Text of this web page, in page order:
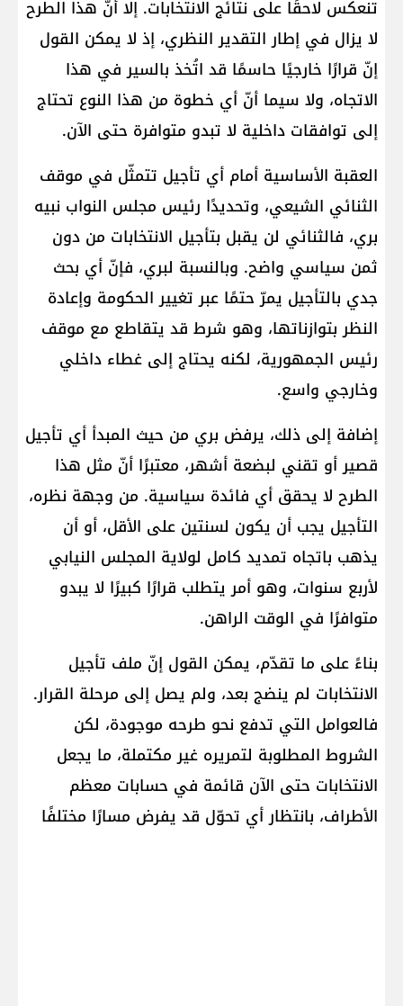
تنعكس لاحقًا على نتائج الانتخابات. إلا أنّ هذا الطرح
لا يزال في إطار التقدير النظري، إذ لا يمكن القول
إنّ قرارًا خارجيًا حاسمًا قد اتُخذ بالسير في هذا
الاتجاه، ولا سيما أنّ أي خطوة من هذا النوع تحتاج
إلى توافقات داخلية لا تبدو متوافرة حتى الآن.
العقبة الأساسية أمام أي تأجيل تتمثّل في موقف
الثنائي الشيعي، وتحديدًا رئيس مجلس النواب نبيه
بري، فالثنائي لن يقبل بتأجيل الانتخابات من دون
ثمن سياسي واضح. وبالنسبة لبري، فإنّ أي بحث
جدي بالتأجيل يمرّ حتمًا عبر تغيير الحكومة وإعادة
النظر بتوازناتها، وهو شرط قد يتقاطع مع موقف
رئيس الجمهورية، لكنه يحتاج إلى غطاء داخلي
وخارجي واسع.
إضافة إلى ذلك، يرفض بري من حيث المبدأ أي تأجيل
قصير أو تقني لبضعة أشهر، معتبرًا أنّ مثل هذا
الطرح لا يحقق أي فائدة سياسية. من وجهة نظره،
التأجيل يجب أن يكون لسنتين على الأقل، أو أن
يذهب باتجاه تمديد كامل لولاية المجلس النيابي
لأربع سنوات، وهو أمر يتطلب قرارًا كبيرًا لا يبدو
متوافرًا في الوقت الراهن.
بناءً على ما تقدّم، يمكن القول إنّ ملف تأجيل
الانتخابات لم ينضج بعد، ولم يصل إلى مرحلة القرار.
فالعوامل التي تدفع نحو طرحه موجودة، لكن
الشروط المطلوبة لتمريره غير مكتملة، ما يجعل
الانتخابات حتى الآن قائمة في حسابات معظم
الأطراف، بانتظار أي تحوّل قد يفرض مسارًا مختلفًا